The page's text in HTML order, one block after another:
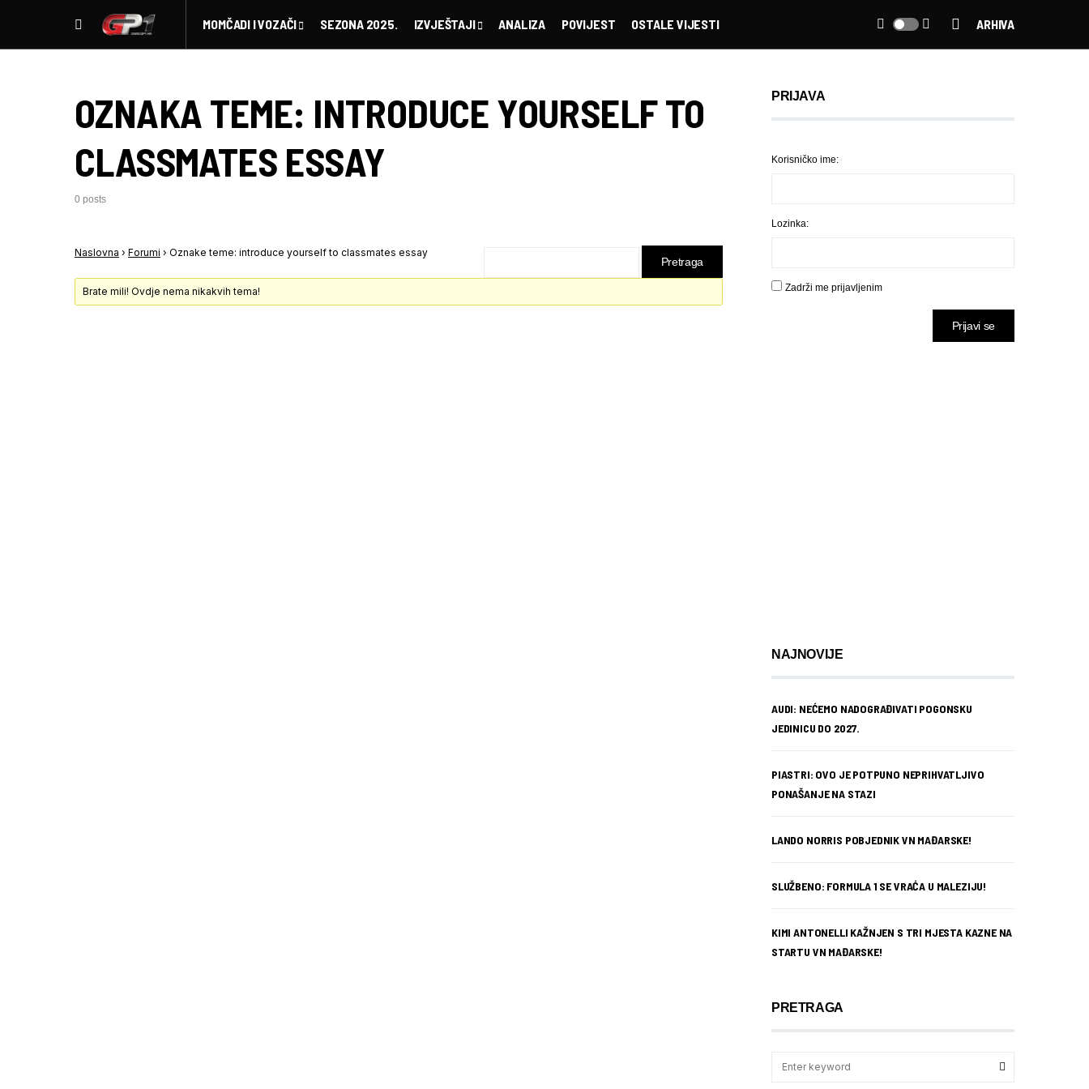
MOMČADI I VOZAČI SEZONA 2025. IZVJEŠTAJI ANALIZA POVIJEST OSTALE VIJESTI ARHIVA
OZNAKA TEME: INTRODUCE YOURSELF TO
CLASSMATES ESSAY
0 posts
Naslovna › Forumi › Oznake teme: introduce yourself to classmates essay
Brate mili! Ovdje nema nikakvih tema!
PRIJAVA
Korisničko ime:
Lozinka:
Zadrži me prijavljenim
Prijavi se
NAJNOVIJE
AUDI: NEĆEMO NADOGRAĐIVATI POGONSKU
JEDINICU DO 2027.
PIASTRI: OVO JE POTPUNO NEPRIHVATLJIVO
PONAŠANJE NA STAZI
LANDO NORRIS POBJEDNIK VN MAĐARSKE!
SLUŽBENO: FORMULA 1 SE VRAĆA U MALEZIJU!
KIMI ANTONELLI KAŽNJEN S TRI MJESTA KAZNE NA
STARTU VN MAĐARSKE!
PRETRAGA